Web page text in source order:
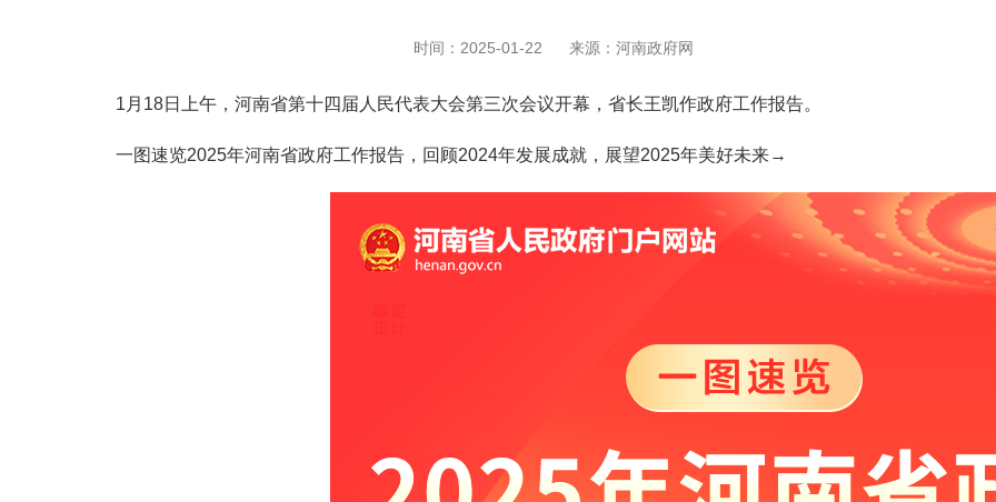
时间：2025-01-22 来源：河南政府网
1月18日上午，河南省第十四届人民代表大会第三次会议开幕，省长王凯作政府工作报告。
一图速览2025年河南省政府工作报告，回顾2024年发展成就，展望2025年美好未来→